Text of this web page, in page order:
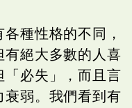
種性格的不同，
有絕大多數的人喜
「必失」，而且言
衰弱。我們看到有